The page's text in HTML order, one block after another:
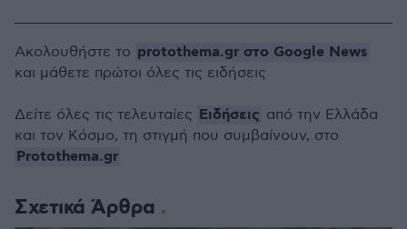
Σχετικά Άρθρα
Ακολουθήστε το protothema.gr στο Google News
και μάθετε πρώτοι όλες τις ειδήσεις
Δείτε όλες τις τελευταίες Ειδήσεις από την Ελλάδα
και τον Κόσμο, τη στιγμή που συμβαίνουν, στο
Protothema.gr